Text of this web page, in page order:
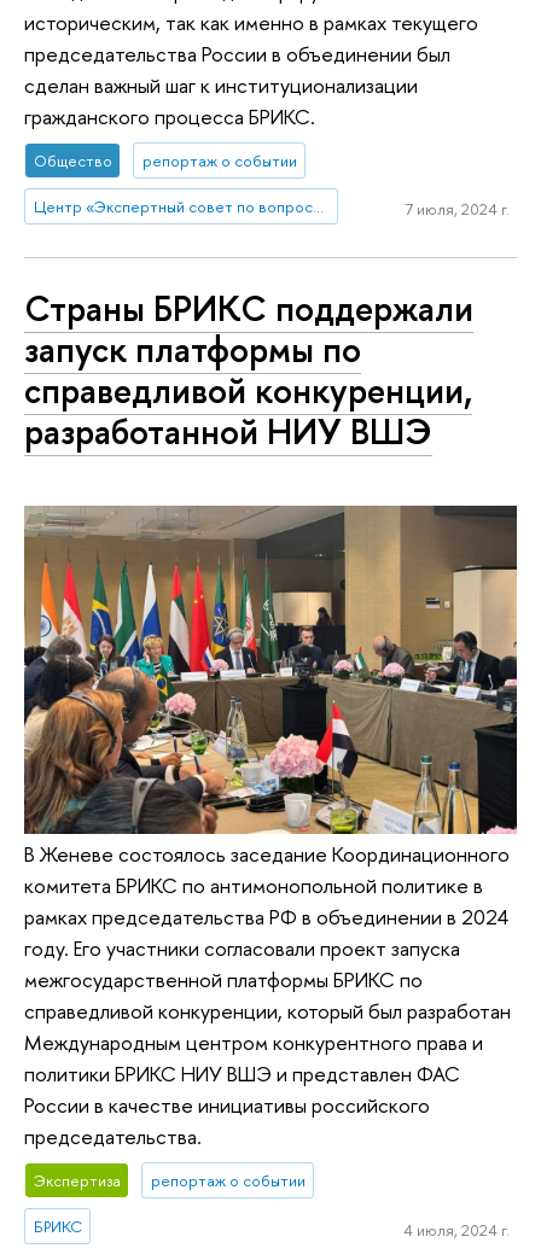
историческим, так как именно в рамках текущего
председательства России в объединении был
сделан важный шаг к институционализации
гражданского процесса БРИКС.
Общество репортаж о событии
Центр «Экспертный совет по вопросам участия Российской Федерации в объединении БРИКС» 7 июля, 2024 г.
Страны БРИКС поддержали
запуск платформы по
справедливой конкуренции,
разработанной НИУ ВШЭ
В Женеве состоялось заседание Координационного
комитета БРИКС по антимонопольной политике в
рамках председательства РФ в объединении в 2024
году. Его участники согласовали проект запуска
межгосударственной платформы БРИКС по
справедливой конкуренции, который был разработан
Международным центром конкурентного права и
политики БРИКС НИУ ВШЭ и представлен ФАС
России в качестве инициативы российского
председательства.
Экспертиза репортаж о событии
БРИКС 4 июля, 2024 г.